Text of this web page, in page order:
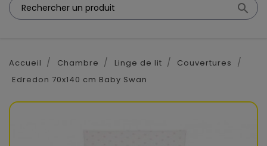

Accueil Chambre Linge de lit
Couvertures
Edredon 70x140 cm Baby Swan